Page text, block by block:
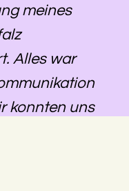
meines
Alles war
konnten uns